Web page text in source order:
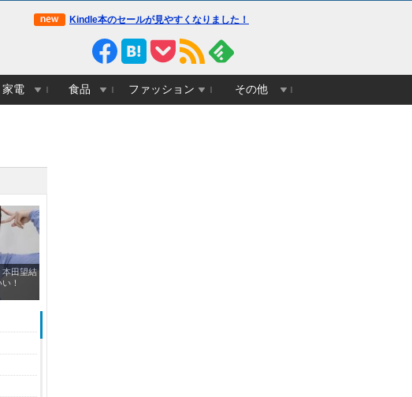
Kindle本のセールが見やすくなりました！
家電 食品 ファッション その他
本田望結
！